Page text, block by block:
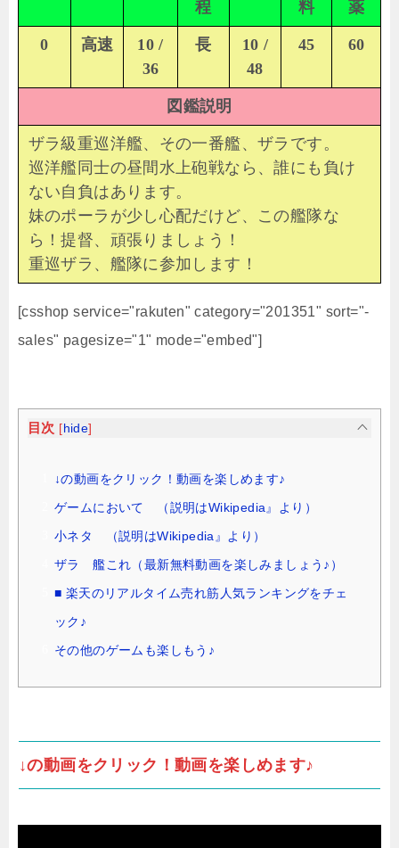
程
料
薬
0 高速
10 /
36
長
10 /
48
45 60
図鑑説明
ザラ級重巡洋艦、その一番艦、ザラです。
巡洋艦同士の昼間水上砲戦なら、誰にも負け
ない自負はあります。
妹のポーラが少し心配だけど、この艦隊な
ら！提督、頑張りましょう！
重巡ザラ、艦隊に参加します！
[csshop service="rakuten" category="201351" sort="-
sales" pagesize="1" mode="embed"]
目次 [ hide]
↓の動画をクリック！動画を楽しめます♪
ゲームにおいて （説明はWikipedia』より）
小ネタ （説明はWikipedia』より）
ザラ 艦これ（最新無料動画を楽しみましょう♪）
■ 楽天のリアルタイム売れ筋人気ランキングをチェ
ック♪
その他のゲームも楽しもう♪
↓の動画をクリック！動画を楽しめます♪